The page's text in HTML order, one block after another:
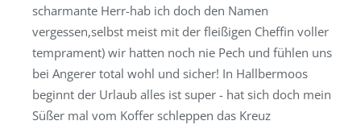
scharmante Herr-hab ich doch den Namen
vergessen,selbst meist mit der fleißigen Cheffin voller
temprament) wir hatten noch nie Pech und fühlen uns
bei Angerer total wohl und sicher! In Hallbermoos
beginnt der Urlaub alles ist super - hat sich doch mein
Süßer mal vom Koffer schleppen das Kreuz